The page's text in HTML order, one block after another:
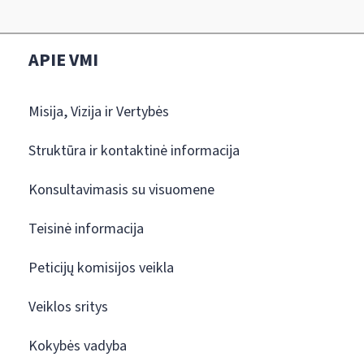
APIE VMI
Misija, Vizija ir Vertybės
Struktūra ir kontaktinė informacija
Konsultavimasis su visuomene
Teisinė informacija
Peticijų komisijos veikla
Veiklos sritys
Kokybės vadyba